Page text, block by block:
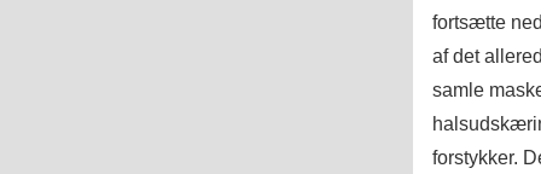
fortsætte
af det
samle
forstykker.